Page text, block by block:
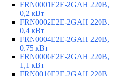
FRN0001E2E-2GAH 220В,
0,2 кВт
FRN0002E2E-2GAH 220В,
0,4 кВт
FRN0004E2E-2GAH 220В,
0,75 кВт
FRN0006E2E-2GAH 220В,
1,1 кВт
FRN0010E2E-2GAH 220В,